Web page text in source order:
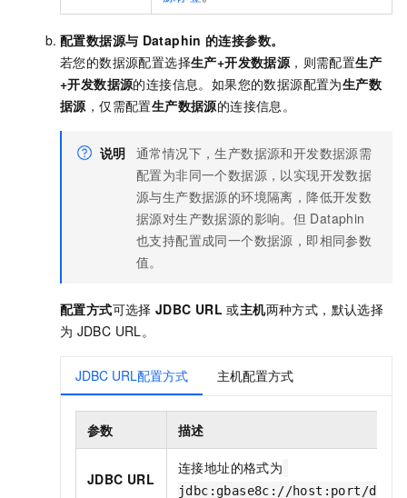
配置数据源与 Dataphin 的连接参数。
若您的数据源配置选择生产+开发数据源，则需配置生产
+开发数据源的连接信息。如果您的数据源配置为生产数
据源，仅需配置生产数据源的连接信息。
说明 通常情况下，生产数据源和开发数据源需
配置为非同一个数据源，以实现开发数据
源与生产数据源的环境隔离，降低开发数
据源对生产数据源的影响。但 Dataphin
也支持配置成同一个数据源，即相同参数
值。
配置方式可选择 JDBC URL 或主机两种方式，默认选择
为 JDBC URL。
JDBC URL配置方式 主机配置方式
参数 描述
JDBC URL
连接地址的格式为
jdbc:gbase8c://host:port/